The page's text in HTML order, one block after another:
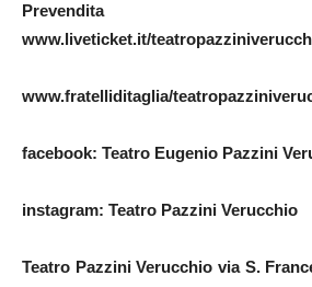
Prevendita
www.liveticket.it/
www.fratelliditaglia/
facebook: Teatro Eugenio Pazzini
instagram: Teatro Pazzini Verucchio
Teatro Pazzini Verucchio via S.